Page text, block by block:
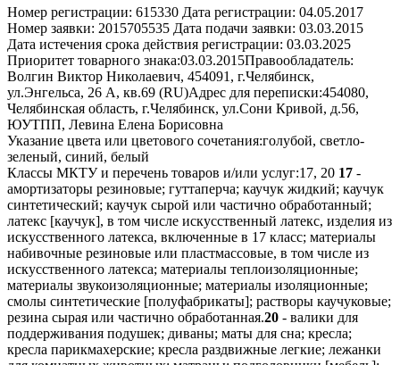
Номер регистрации: 615330 Дата регистрации: 04.05.2017
Номер заявки: 2015705535 Дата подачи заявки: 03.03.2015
Дата истечения срока действия регистрации: 03.03.2025
Приоритет товарного знака:03.03.2015Правообладатель:
Волгин Виктор Николаевич, 454091, г.Челябинск,
ул.Энгельса, 26 А, кв.69 (RU)Адрес для переписки:454080,
Челябинская область, г.Челябинск, ул.Сони Кривой, д.56,
ЮУТПП, Левина Елена Борисовна
Указание цвета или цветового сочетания:голубой, светло-
зеленый, синий, белый
Классы МКТУ и перечень товаров и/или услуг:17, 20 17 -
амортизаторы резиновые; гуттаперча; каучук жидкий; каучук
синтетический; каучук сырой или частично обработанный;
латекс [каучук], в том числе искусственный латекс, изделия из
искусственного латекса, включенные в 17 класс; материалы
набивочные резиновые или пластмассовые, в том числе из
искусственного латекса; материалы теплоизоляционные;
материалы звукоизоляционные; материалы изоляционные;
смолы синтетические [полуфабрикаты]; растворы каучуковые;
резина сырая или частично обработанная.20 - валики для
поддерживания подушек; диваны; маты для сна; кресла;
кресла парикмахерские; кресла раздвижные легкие; лежанки